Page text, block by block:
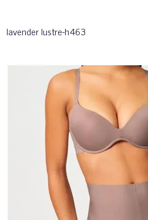
lavender lustre-h463